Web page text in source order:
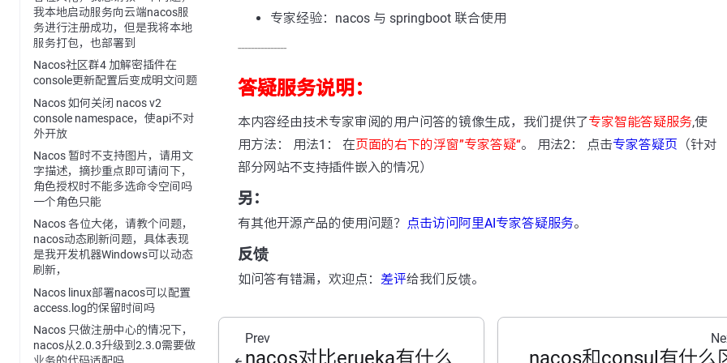
我本地启动服务向云端nacos服
务进行注册成功，但是我将本地
服务打包，也部署到
Nacos社区群4 加解密插件在
console更新配置后变成明文问题
Nacos 如何关闭 nacos v2
console namespace，使api不对
外开放
Nacos 暂时不支持图片，请用文
字描述，摘抄重点即可请问下，
角色授权时不能多选命令空间吗
一个角色只能
Nacos 各位大佬，请教个问题，
nacos动态刷新问题，具体表现
是我开发机器Windows可以动态
刷新，
Nacos linux部署nacos可以配置
access.log的保留时间吗
Nacos 只做注册中心的情况下，
nacos从2.0.3升级到2.3.0需要做
专家经验：nacos 与 springboot 联合使用
---------------
答疑服务说明：
本内容经由技术专家审阅的用户问答的镜像生成，我们提供了专家智能答疑服务,使
用方法： 用法1： 在页面的右下的浮窗”专家答疑“。 用法2： 点击专家答疑页 （针对
部分网站不支持插件嵌入的情况）
另：
有其他开源产品的使用问题？ 点击访问阿里AI专家答疑服务。
反馈
如问答有错漏，欢迎点： 差评给我们反馈。
Prev
nacos对比erueka有什么 nacos和consul有什么